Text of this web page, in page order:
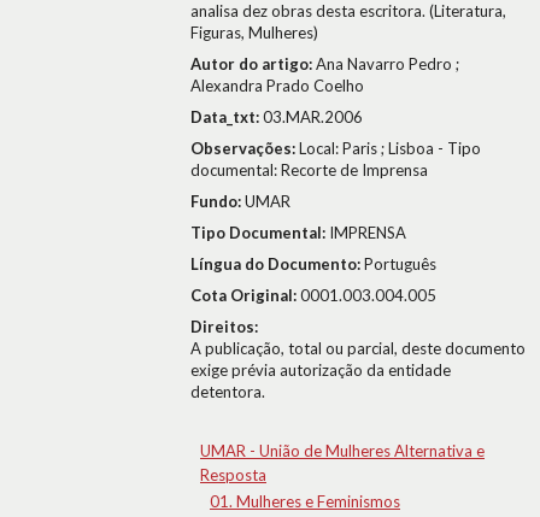
analisa dez obras desta escritora. (Literatura,
Figuras, Mulheres)
Autor do artigo:Ana Navarro Pedro ;
Alexandra Prado Coelho
Data_txt:03.MAR.2006
Observações:Local: Paris ; Lisboa - Tipo
documental: Recorte de Imprensa
Fundo:UMAR
Tipo Documental: IMPRENSA
Língua do Documento:Português
Cota Original:0001.003.004.005
Direitos:
A publicação, total ou parcial, deste documento
exige prévia autorização da entidade
detentora.
UMAR - União de Mulheres Alternativa e
Resposta
01. Mulheres e Feminismos